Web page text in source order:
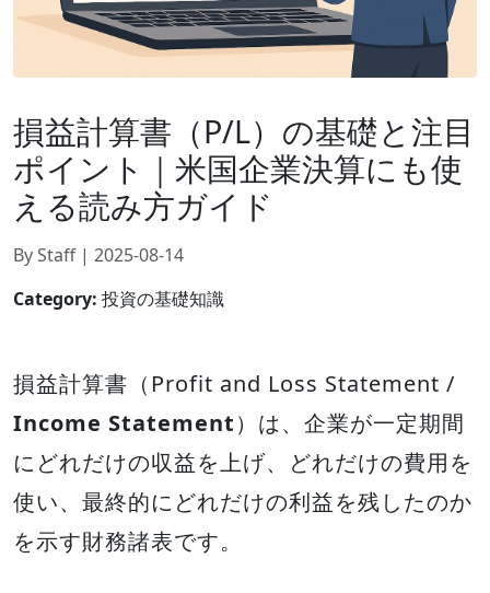
損益計算書（P/L）の基礎と注目
ポイント｜米国企業決算にも使
える読み方ガイド
By Staff | 2025-08-14
Category: 投資の基礎知識
損益計算書（Profit and Loss Statement /
Income Statement）は、企業が一定期間
にどれだけの収益を上げ、どれだけの費用を
使い、最終的にどれだけの利益を残したのか
を示す財務諸表です。